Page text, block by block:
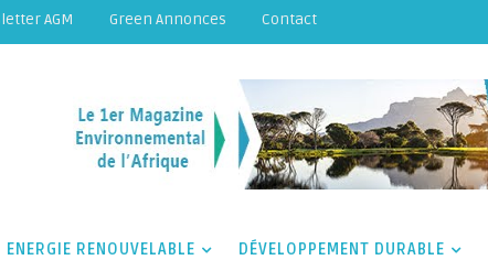
AGM Green Annonces Contact
ENERGIE RENOUVELABLE DÉVELOPPEMENT DURABLE